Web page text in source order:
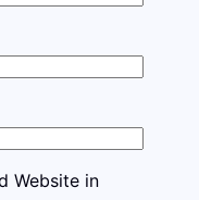
Website in